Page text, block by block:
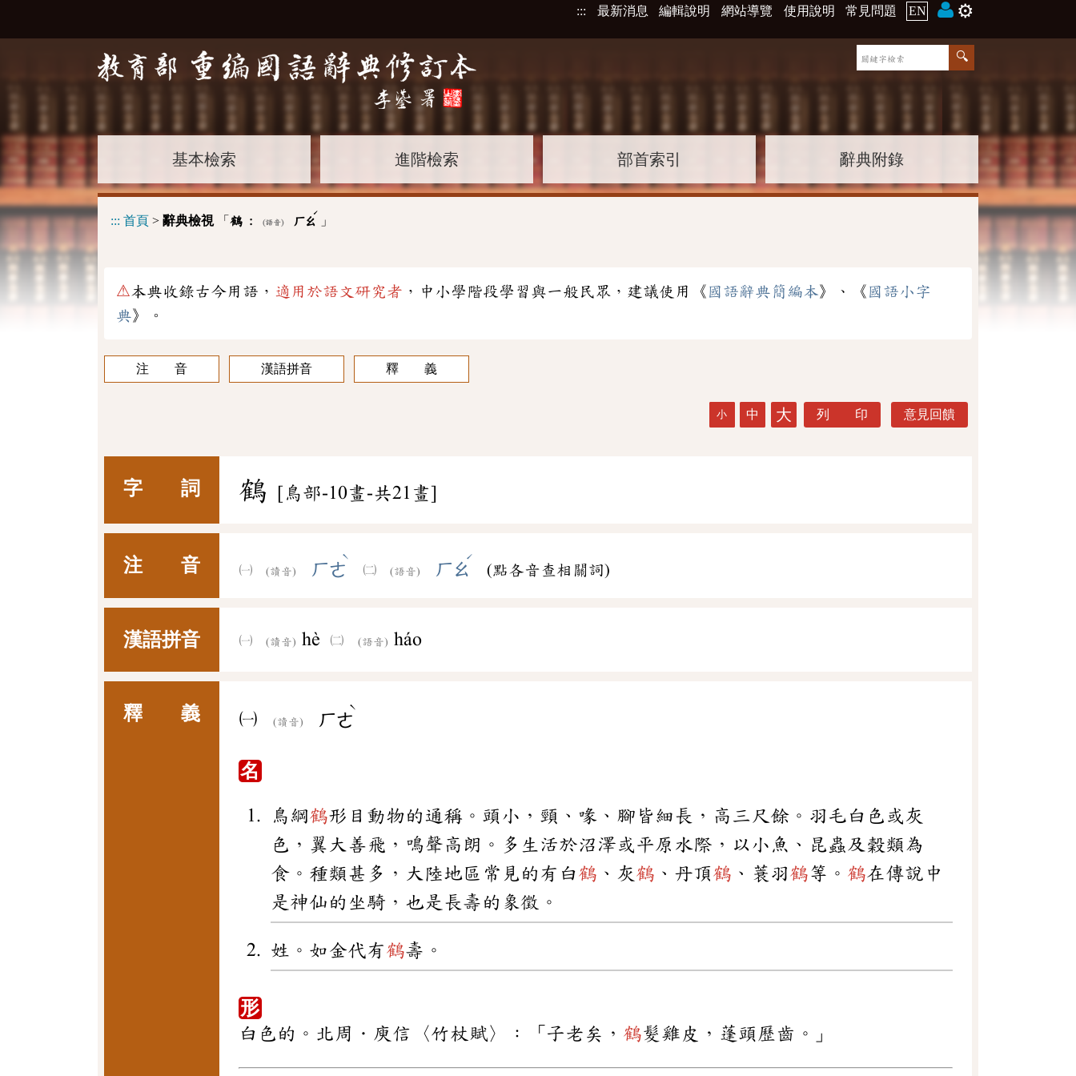
::: 最新消息 編輯說明 網站導覽 使用說明 常見問題 EN ⚙️
基本檢索 進階檢索 部首索引 辭典附錄
::: 首頁 > 辭典檢視「 鶴 : (語音) ㄏㄠ
ˊ
」
⚠本典收錄古今用語， 適用於語文研究者 ，中小學階段學習與一般民眾，建議使用《 國語辭典簡編本》、《 國語小字
典》。
注 音 漢語拼音 釋 義
小 中 大 列 印 意見回饋
字 詞 鶴 [鳥部-10畫-共21畫]
注 音 (讀音) ㄏㄜ
ˋ
(語音)
ㄏㄠ
ˊ
(點各音查相關詞)
漢語拼音 (讀音) hè (語音) háo
釋 義 ㈠ (讀音) ㄏㄜ
ˋ
名
鳥綱鶴形目動物的通稱。頭小，頸、喙、腳皆細長，高三尺餘。羽毛白色或灰
色，翼大善飛，鳴聲高朗。多生活於沼澤或平原水際，以小魚、昆蟲及穀類為
食。種類甚多，大陸地區常見的有白鶴 、灰 鶴 、丹頂 鶴 、蓑羽鶴等。 鶴在傳說中
是神仙的坐騎，也是長壽的象徵。
姓。如金代有鶴壽。
形
白色的。北周．庾信〈竹杖賦〉：「子老矣， 鶴髮雞皮，蓬頭歷齒。」